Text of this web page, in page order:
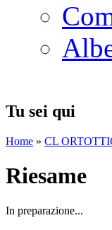
Tu sei qui
Home » CL
Riesame
In preparazione...